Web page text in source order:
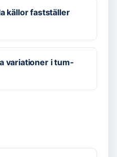
källor fastställer
variationer i tum-